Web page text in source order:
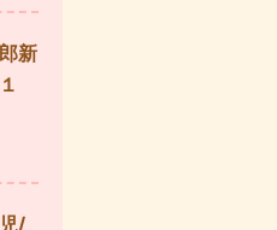
新
/